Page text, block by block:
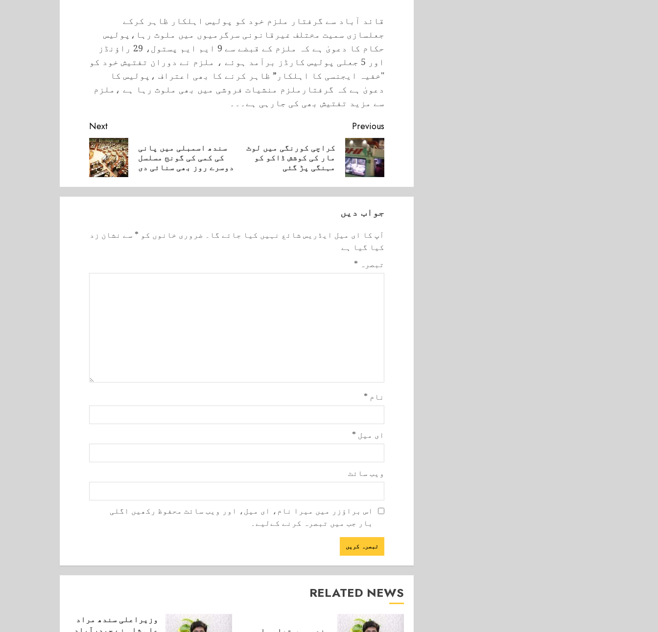
قائد آباد سے گرفتار ملزم خود کو پولیس اہلکار ظاہر کرکے
جعلسازی سمیت مختلف غیرقانونی سرگرمیوں میں ملوث رہا،پولیس
حکام کا دعویٰ ہے کہ ملزم کے قبضے سے 9 ایم ایم پستول، 29 راؤنڈز
اور 5 جعلی پولیس کارڈز برآمد ہوئے ، ملزم نے دوران تفتیش خود کو
"خفیہ ایجنسی کا اہلکار” ظاہر کرنے کا بھی اعتراف ،پولیس کا
دعویٰ ہے کہ گرفتارملزم منشیات فروشی میں بھی ملوث رہا ہے ،ملزم
سے مزید تفتیش بھی کی جارہی ہے۔۔۔
Continue
Reading
Previous
Previous
post:
کراچی کورنگی میں لوٹ
مار کی کوشش ڈاکو کو
مہنگی پڑ گئی
Next
Next
post:
سندھ اسمبلی میں پانی
کی کمی کی گونج مسلسل
دوسرے روز بھی سنائی دی
جواب دیں
آپ کا ای میل ایڈریس شائع نہیں کیا جائے گا۔ ضروری خانوں کو * سے نشان زد
کیا گیا ہے
تبصرہ *
نام *
ای میل *
ویب‌ سائٹ
اس براؤزر میں میرا نام، ای میل، اور ویب سائٹ محفوظ رکھیں اگلی
بار جب میں تبصرہ کرنے کےلیے۔
RELATED NEWS
وزیراعلی سندھ مراد
علی شاہ نے حیدرآباد